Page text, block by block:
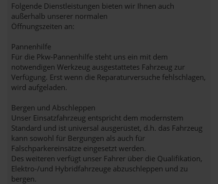
Folgende Dienstleistungen bieten wir Ihnen auch
außerhalb unserer normalen
Öffnungszeiten an:
Pannenhilfe
Für die Pkw-Pannenhilfe steht uns ein mit dem
notwendigen Werkzeug ausgestattetes Fahrzeug zur
Verfügung. Erst wenn die Reparaturversuche fehlschlagen,
wird aufgeladen.
Bergen und Abschleppen
Unser Einsatzfahrzeug entspricht dem modernstem
Standard und ist universal ausgerüstet, d.h. das Fahrzeug
kann sowohl für Bergungen als auch für
Falschparkereinsätze eingesetzt werden.
Des weiteren verfügt unser Fahrer über die Qualifikation,
Elektro-/und Hybridfahrzeuge abzuschleppen und zu
bergen.